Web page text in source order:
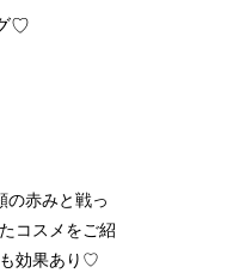
♡
赤みと戦っ
コスメをご紹
効果あり♡